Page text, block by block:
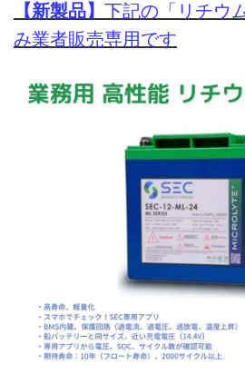
【新製品】 下記の「リチウ
み業者販売専用です